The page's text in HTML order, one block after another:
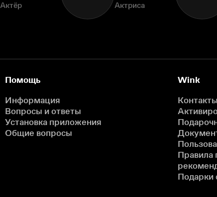
Актёр Актриса
Помощь
Информация
Вопросы и ответы
Установка приложения
Общие вопросы
Wink
Контакты
Правила
Подарки